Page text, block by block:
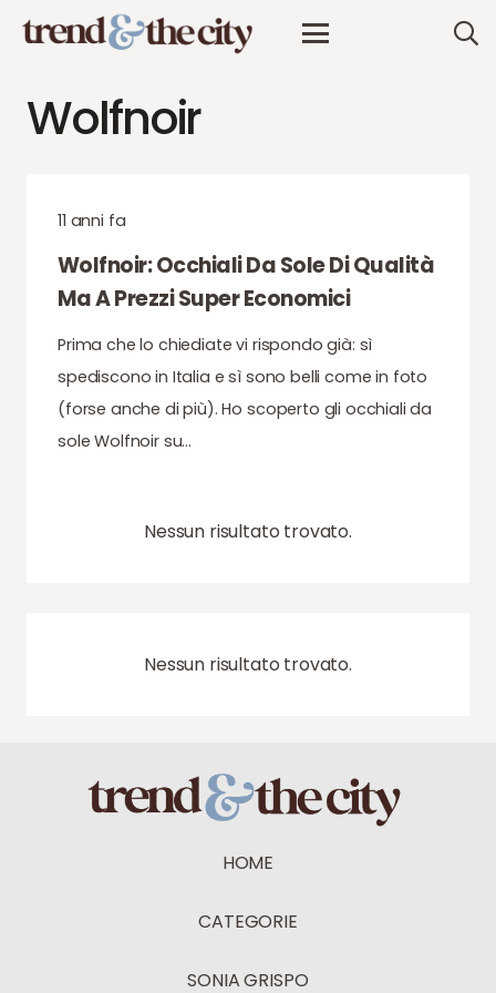
Wolfnoir
11 anni fa
Wolfnoir: Occhiali Da Sole Di Qualità
Ma A Prezzi Super Economici
Prima che lo chiediate vi rispondo già: sì
spediscono in Italia e sì sono belli come in foto
(forse anche di più). Ho scoperto gli occhiali da
sole Wolfnoir su…
Nessun risultato trovato.
Nessun risultato trovato.
HOME
CATEGORIE
SONIA GRISPO